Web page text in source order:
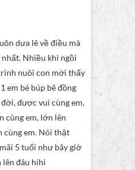
dưa lê về điều mà
Nhiều khi ngồi
nuôi con mới thấy
em bé búp bê đồng
được vui cùng em,
cùng em, lớn lên
cùng em. Nói thật
5 tuổi như bây giờ
lên đâu hihi